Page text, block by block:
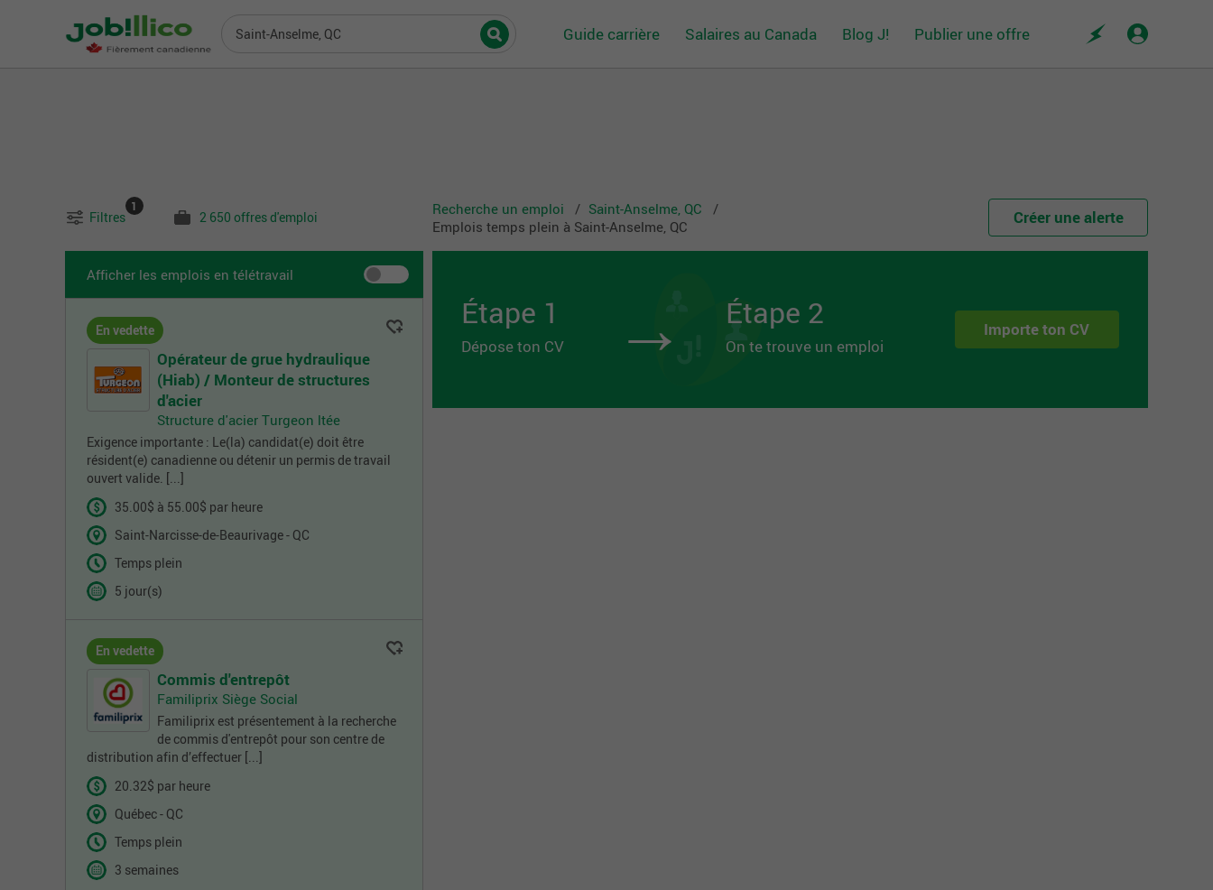
Saint-Anselme, QC Guide carrière Salaires au Canada Blog J! Publier une offre
Filtres
1
2 650 offres d'emploi Recherche un emploi
Saint-Anselme, QC
Emplois temps plein à Saint-Anselme, QC
Créer une alerte
Afficher les emplois en télétravail
En vedette
Opérateur de grue hydraulique
(Hiab) / Monteur de structures
d'acier
Structure d'acier Turgeon ltée
Exigence importante : Le(la) candidat(e) doit être
résident(e) canadienne ou détenir un permis de travail
ouvert valide. [...]
35.00$ à 55.00$ par heure
Saint-Narcisse-de-Beaurivage - QC
Temps plein
5 jour(s)
En vedette
Commis d'entrepôt
Familiprix Siège Social
Familiprix est présentement à la recherche
de commis d'entrepôt pour son centre de
distribution afin d’effectuer [...]
20.32$ par heure
Québec - QC
Temps plein
3 semaines
Étape 1
Dépose ton CV → Étape 2
On te trouve un emploi
Importe ton CV